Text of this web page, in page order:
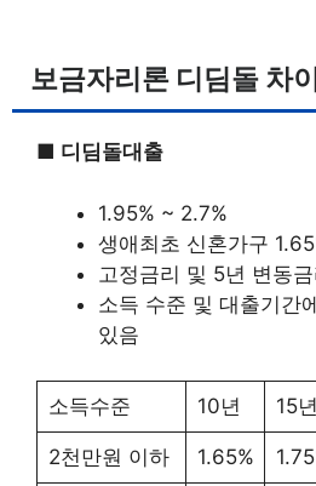
보금자리론 디딤돌 차
■ 디딤돌대출
1.95% ~ 2.7%
생애최초 신혼가구
고정금리 및 5년 변동금
소득 수준 및 대출기간
있음
소득수준 10년 15년
2천만원 이하 1.65%